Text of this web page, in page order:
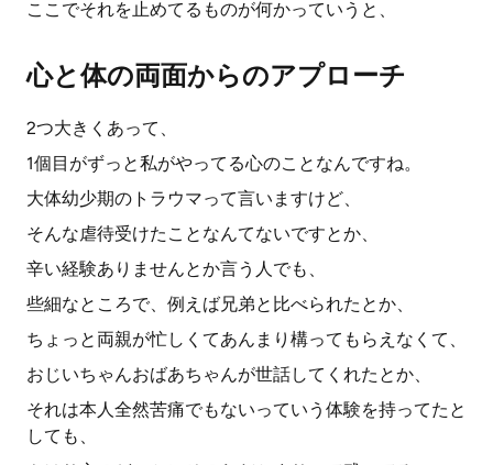
ここでそれを止めてるものが何かっていうと、
心と体の両面からのアプローチ
2つ大きくあって、
1個目がずっと私がやってる心のことなんですね。
大体幼少期のトラウマって言いますけど、
そんな虐待受けたことなんてないですとか、
辛い経験ありませんとか言う人でも、
些細なところで、例えば兄弟と比べられたとか、
ちょっと両親が忙しくてあんまり構ってもらえなくて、
おじいちゃんおばあちゃんが世話してくれたとか、
それは本人全然苦痛でもないっていう体験を持ってたと
しても、